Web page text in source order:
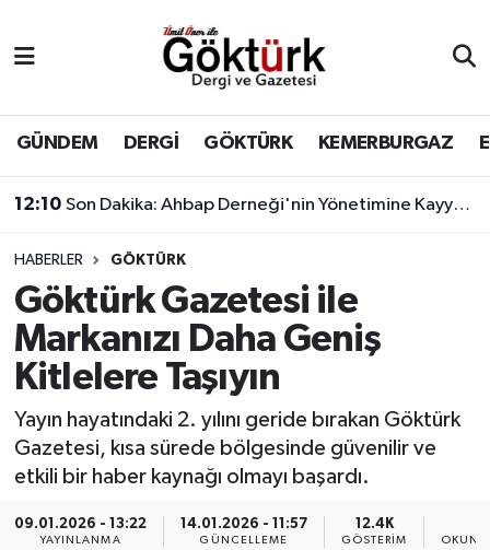
GÜNDEM DERGİ GÖKTÜRK KEMERBURGAZ
12:10 Son Dakika: Ahbap Derneği'nin Yönetimine Kayyum Atandı
HABERLER GÖKTÜRK
Göktürk Gazetesi ile
Markanızı Daha Geniş
Kitlelere Taşıyın
Yayın hayatındaki 2. yılını geride bırakan Göktürk
Gazetesi, kısa sürede bölgesinde güvenilir ve
etkili bir haber kaynağı olmayı başardı.
09.01.2026 - 13:22
YAYINLANMA
14.01.2026 - 11:57
GÜNCELLEME
12.4K
GÖSTERIM
BİLİM
DERGİ
DÜNYA
EĞİTİM
EKONOMİ
GÖKTÜRK
GÜNDEM
KEMERBURGAZ
Eyüpsultan Hava Durumu
Eyüpsultan Trafik Yoğunluk Haritası
Süper Lig Puan Durumu ve Fikstür
Tüm Manşetler
Son Dakika Haberleri
Haber Arşivi